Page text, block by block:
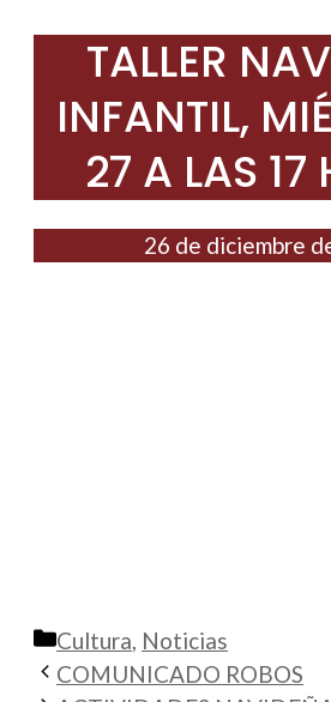
TALLER
INFANTIL,
27 A LAS 17
26 de diciembre
Categorías
Cultura, Noticias
COMUNICADO ROBOS